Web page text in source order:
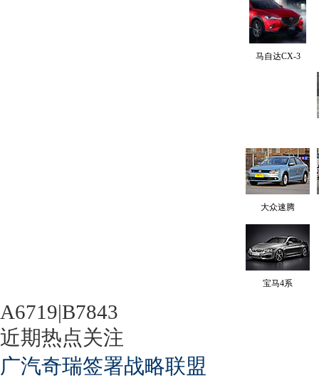
马自达CX-3
大众速腾
宝马4系
A6719|B7843
近期热点关注
广汽奇瑞签署战略联盟